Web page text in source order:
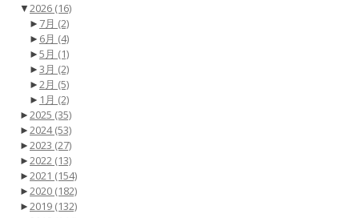
▼2026 (16)
► 7月 (2)
► 6月 (4)
►5月 (1)
►3月 (2)
►2月 (5)
► 1月 (2)
►2025 (35)
►2024(53)
►2023 (27)
►2022 (13)
►2021 (154)
►2020 (182)
►2019 (132)